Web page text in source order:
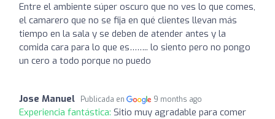
Entre el ambiente súper oscuro que no ves lo que comes,
el camarero que no se fija en qué clientes llevan más
tiempo en la sala y se deben de atender antes y la
comida cara para lo que es…….. lo siento pero no pongo
un cero a todo porque no puedo
Jose Manuel Publicada en 9 months ago
Experiencia fantástica: Sitio muy agradable para comer